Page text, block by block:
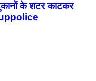
के शटर काटकर